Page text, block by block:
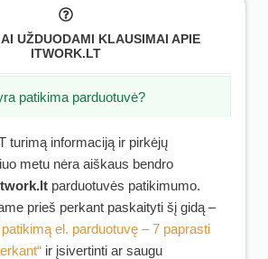
UŽDUODAMI KLAUSIMAI APIE
ITWORK.LT
patikima parduotuvė?
turimą informaciją ir pirkėjų
metu nėra aiškaus bendro
parduotuvės patikimumo.
prieš perkant paskaityti šį gidą –
el. parduotuvę – 7 paprasti
ir įsivertinti ar saugu